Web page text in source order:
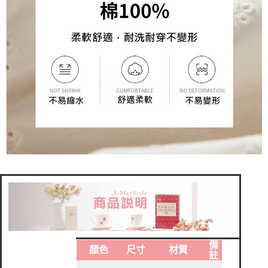
顏色 尺寸 材質
備
註